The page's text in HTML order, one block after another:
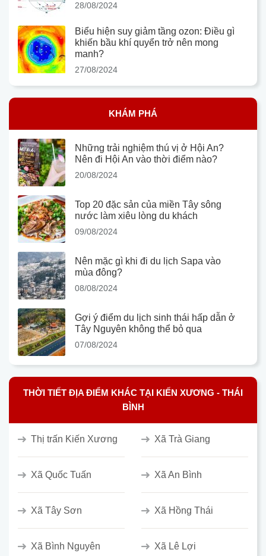
28/08/2024
Biểu hiện suy giảm tầng ozon: Điều gì
khiến bầu khí quyển trở nên mong
manh?
27/08/2024
KHÁM PHÁ
Những trải nghiệm thú vị ở Hội An?
Nên đi Hội An vào thời điểm nào?
20/08/2024
Top 20 đặc sản của miền Tây sông
nước làm xiêu lòng du khách
09/08/2024
Nên mặc gì khi đi du lịch Sapa vào
mùa đông?
08/08/2024
Gợi ý điểm du lịch sinh thái hấp dẫn ở
Tây Nguyên không thể bỏ qua
07/08/2024
THỜI TIẾT ĐỊA ĐIỂM KHÁC TẠI KIẾN XƯƠNG - THÁI
BÌNH
Thị trấn Kiến Xương Xã Trà Giang
Xã Quốc Tuấn Xã An Bình
Xã Tây Sơn Xã Hồng Thái
Xã Bình Nguyên Xã Lê Lợi